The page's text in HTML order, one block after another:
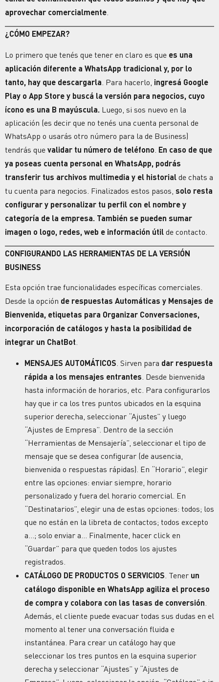
aprovechar comercialmente
¿CÓMO EMPEZAR?
Lo primero que tenés que tener en claro es que es una
aplicación diferente a WhatsApp tradicional y, por lo
tanto, hay que descargarla . Para hacerlo, ingresá Google
Play o App Store y buscá la versión para negocios, cuyo
ícono es una B mayúscula. Luego, si sos nuevo en la
aplicación (es decir que no tenés una cuenta personal de
WhatsApp o usarás otro número para la de Business)
tendrás que validar tu número de teléfono En caso de que
ya poseas cuenta personal en WhatsApp, podrás
transferir tus archivos multimedia y el historial de chats a
tu cuenta para negocios. Finalizados estos pasos, solo resta
configurar y personalizar tu perfil con el nombre y
categoría de la empresa. También se pueden sumar
imagen o logo, redes, web e información útil de contacto.
CONFIGURANDO LAS HERRAMIENTAS DE LA VERSIÓN
BUSINESS
Esta opción trae funcionalidades específicas comerciales.
Desde la opción de respuestas Automáticas y Mensajes de
Bienvenida, etiquetas para Organizar Conversaciones,
incorporación de catálogos y hasta la posibilidad de
integrar un ChatBot.
MENSAJES AUTOMÁTICOS . Sirven para dar respuesta
rápida a los mensajes entrantes . Desde bienvenida
hasta información de horarios, etc. Para configurarlos
hay que ir ca los tres puntos ubicados en la esquina
superior derecha, seleccionar “Ajustes” y luego
“Ajustes de Empresa”. Dentro de la sección
“Herramientas de Mensajería”, seleccionar el tipo de
mensaje que se desea configurar (de ausencia,
bienvenida o respuestas rápidas). En “Horario”, elegir
entre las opciones: enviar siempre, horario
personalizado y fuera del horario comercial. En
“Destinatarios”, elegir una de estas opciones: todos; los
que no están en la libreta de contactos; todos excepto
a…; solo enviar a… Finalmente, hacer click en
“Guardar” para que queden todos los ajustes
registrados.
CATÁLOGO DE PRODUCTOS O SERVICIOS . Tener un
catálogo disponible en WhatsApp agiliza el proceso
de compra y colabora con las tasas de conversión
Además, el cliente puede evacuar todas sus dudas en el
momento al tener una conversación fluida e
instantánea. Para crear un catálogo hay que
seleccionar los tres puntos en la esquina superior
derecha y seleccionar “Ajustes” y “Ajustes de